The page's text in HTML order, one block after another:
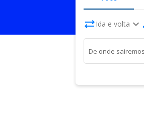
sync_altIda e volta expand_more
De onde